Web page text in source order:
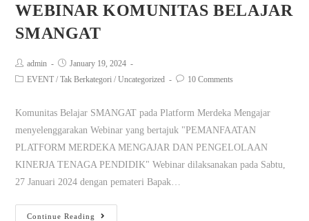
WEBINAR KOMUNITAS BELAJAR
SMANGAT
admin
January 19, 2024
EVENT / Tak Berkategori / Uncategorized 10 Comments
Komunitas Belajar SMANGAT pada Platform Merdeka Mengajar
menyelenggarakan Webinar yang bertajuk "PEMANFAATAN
PLATFORM MERDEKA MENGAJAR DAN PENGELOLAAN
KINERJA TENAGA PENDIDIK" Webinar dilaksanakan pada Sabtu,
27 Januari 2024 dengan pemateri Bapak…
Continue Reading